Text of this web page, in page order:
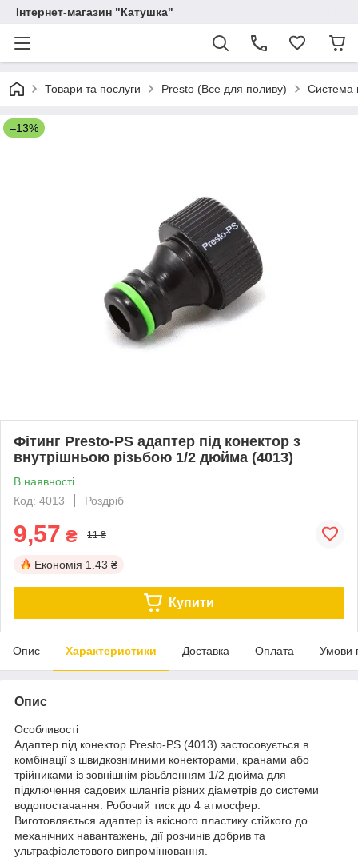
Інтернет-магазин "Катушка"
Товари та послуги Presto (Все для поливу) Система
–13%
Фітинг Presto-PS адаптер під конектор з
внутрішньою різьбою 1/2 дюйма (4013)
В наявності
Код: 4013
Роздріб
9,57 ₴ 11 ₴
Економія 1.43 ₴
Купити
Опис Характеристики Доставка Оплата Умови
Опис
Особливості
Адаптер під конектор Presto-PS (4013) застосовується в
комбінації з швидкознімними конекторами, кранами або
трійниками із зовнішнім різьбленням 1/2 дюйма для
підключення садових шлангів різних діаметрів до системи
водопостачання. Робочий тиск до 4 атмосфер.
Виготовляється адаптер із якісного пластику стійкого до
механічних навантажень, дії розчинів добрив та
ультрафіолетового випромінювання.